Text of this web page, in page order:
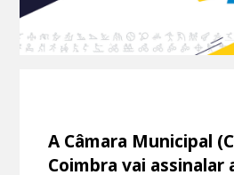
A Câmara Municipal
Coimbra vai assinalar